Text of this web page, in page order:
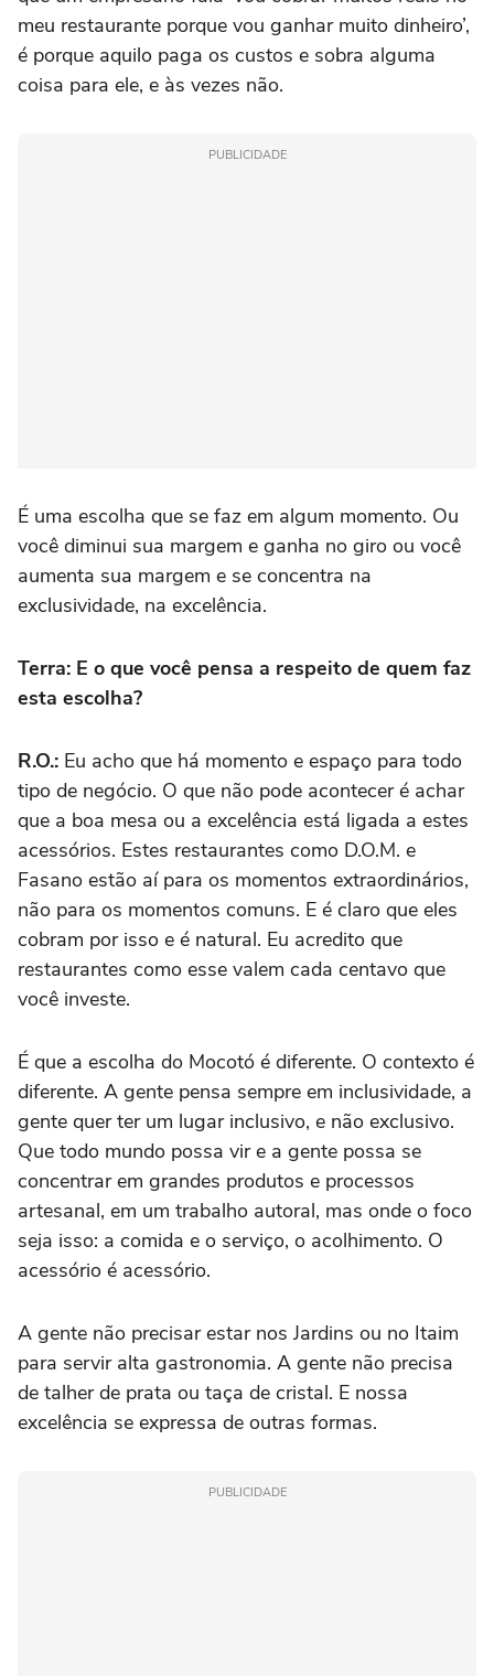
meu restaurante porque vou ganhar muito dinheiro’,
é porque aquilo paga os custos e sobra alguma
coisa para ele, e às vezes não.
PUBLICIDADE
É uma escolha que se faz em algum momento. Ou
você diminui sua margem e ganha no giro ou você
aumenta sua margem e se concentra na
exclusividade, na excelência.
Terra: E o que você pensa a respeito de quem faz
esta escolha?
R.O.: Eu acho que há momento e espaço para todo
tipo de negócio. O que não pode acontecer é achar
que a boa mesa ou a excelência está ligada a estes
acessórios. Estes restaurantes como D.O.M. e
Fasano estão aí para os momentos extraordinários,
não para os momentos comuns. E é claro que eles
cobram por isso e é natural. Eu acredito que
restaurantes como esse valem cada centavo que
você investe.
É que a escolha do Mocotó é diferente. O contexto é
diferente. A gente pensa sempre em inclusividade, a
gente quer ter um lugar inclusivo, e não exclusivo.
Que todo mundo possa vir e a gente possa se
concentrar em grandes produtos e processos
artesanal, em um trabalho autoral, mas onde o foco
seja isso: a comida e o serviço, o acolhimento. O
acessório é acessório.
A gente não precisar estar nos Jardins ou no Itaim
para servir alta gastronomia. A gente não precisa
de talher de prata ou taça de cristal. E nossa
excelência se expressa de outras formas.
PUBLICIDADE